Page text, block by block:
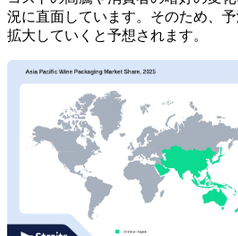
況に直面しています。そのため、
拡大していくと予想されます。